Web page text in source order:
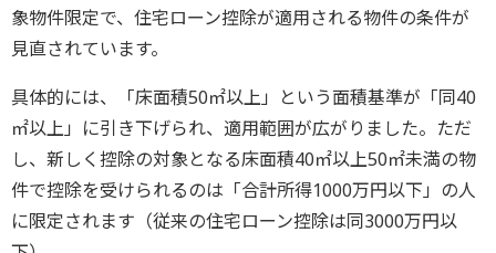
象物件限定で、住宅ローン控除が適用される物件の条件が
見直されています。
具体的には、「床面積50㎡以上」という面積基準が「同40
㎡以上」に引き下げられ、適用範囲が広がりました。ただ
し、新しく控除の対象となる床面積40㎡以上50㎡未満の物
件で控除を受けられるのは「合計所得1000万円以下」の人
に限定されます（従来の住宅ローン控除は同3000万円以